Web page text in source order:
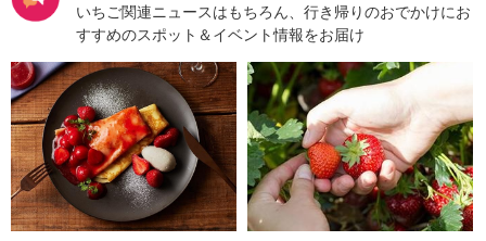
いちご関連ニュースはもちろん、行き帰りのおでかけにお
すすめのスポット＆イベント情報をお届け